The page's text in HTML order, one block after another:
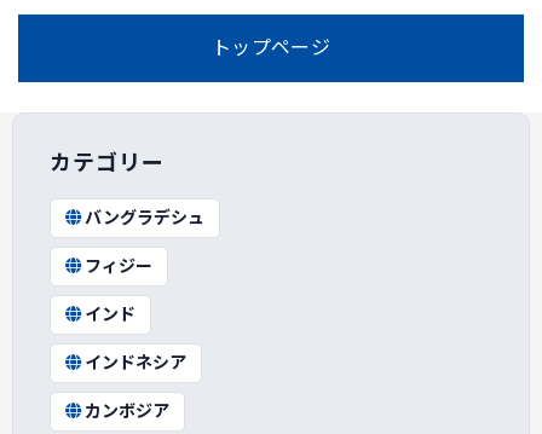
トップページ
カテゴリー
バングラデシュ
フィジー
インド
インドネシア
カンボジア